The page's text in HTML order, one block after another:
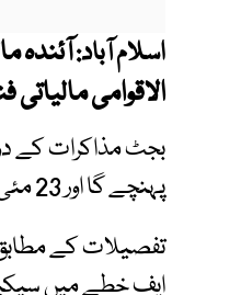
اسلام آباد:
الاقوامی
بجٹ مذاکرات کے
پہنچے گا اور 23 مئی تک مذاکرات ہوں گے۔
تفصیلات کے مطابق
ایف خطے میں